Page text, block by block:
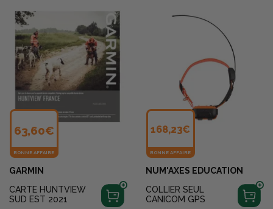
63,60€
BONNE AFFAIRE
GARMIN
CARTE HUNTVIEW
SUD EST 2021
168,23€
BONNE AFFAIRE
NUM'AXES EDUCATION
COLLIER SEUL
CANICOM GPS